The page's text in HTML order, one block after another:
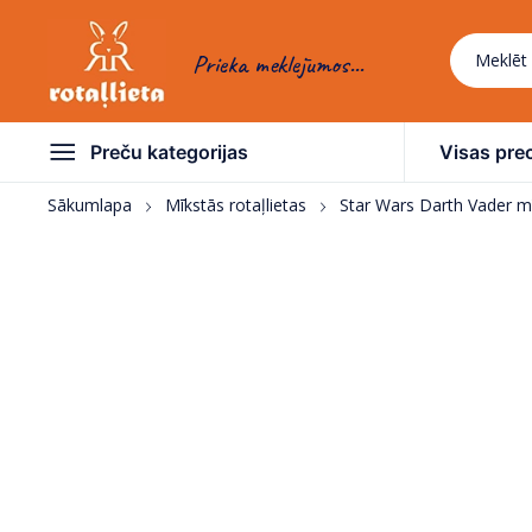
Prieka meklējumos...
Preču kategorijas Visas
Sākumlapa Mīkstās rotaļlietas Star Wars Darth Vader